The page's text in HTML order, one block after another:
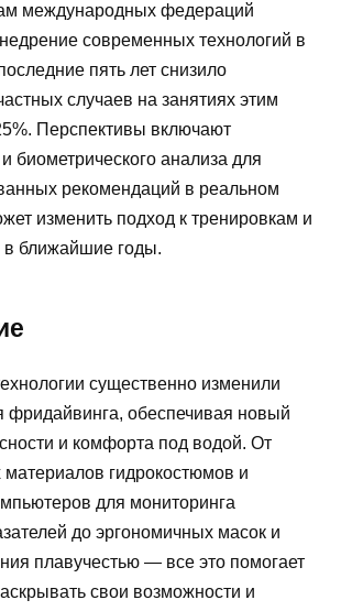
международных федераций
современных технологий в
пять лет снизило
случаев на занятиях этим
Перспективы включают
биометрического анализа для
рекомендаций в реальном
изменить подход к тренировкам и
ближайшие годы.
существенно изменили
фридайвинга, обеспечивая новый
и комфорта под водой. От
гидрокостюмов и
для мониторинга
до эргономичных масок и
плавучестью — все это помогает
свои возможности и